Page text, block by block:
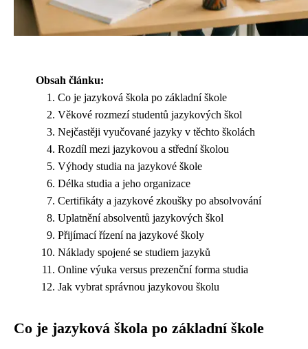
Obsah článku:
Co je jazyková škola po základní škole
Věkové rozmezí studentů jazykových škol
Nejčastěji vyučované jazyky v těchto školách
Rozdíl mezi jazykovou a střední školou
Výhody studia na jazykové škole
Délka studia a jeho organizace
Certifikáty a jazykové zkoušky po absolvování
Uplatnění absolventů jazykových škol
Přijímací řízení na jazykové školy
Náklady spojené se studiem jazyků
Online výuka versus prezenční forma studia
Jak vybrat správnou jazykovou školu
Co je jazyková škola po základní škole